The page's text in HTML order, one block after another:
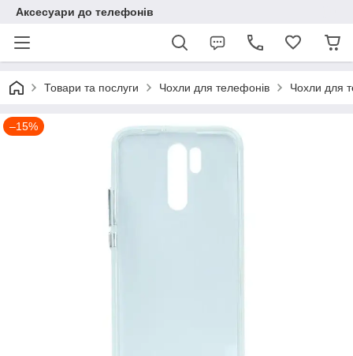
Аксесуари до телефонів
Товари та послуги Чохли для телефонів Чохли для
–15%